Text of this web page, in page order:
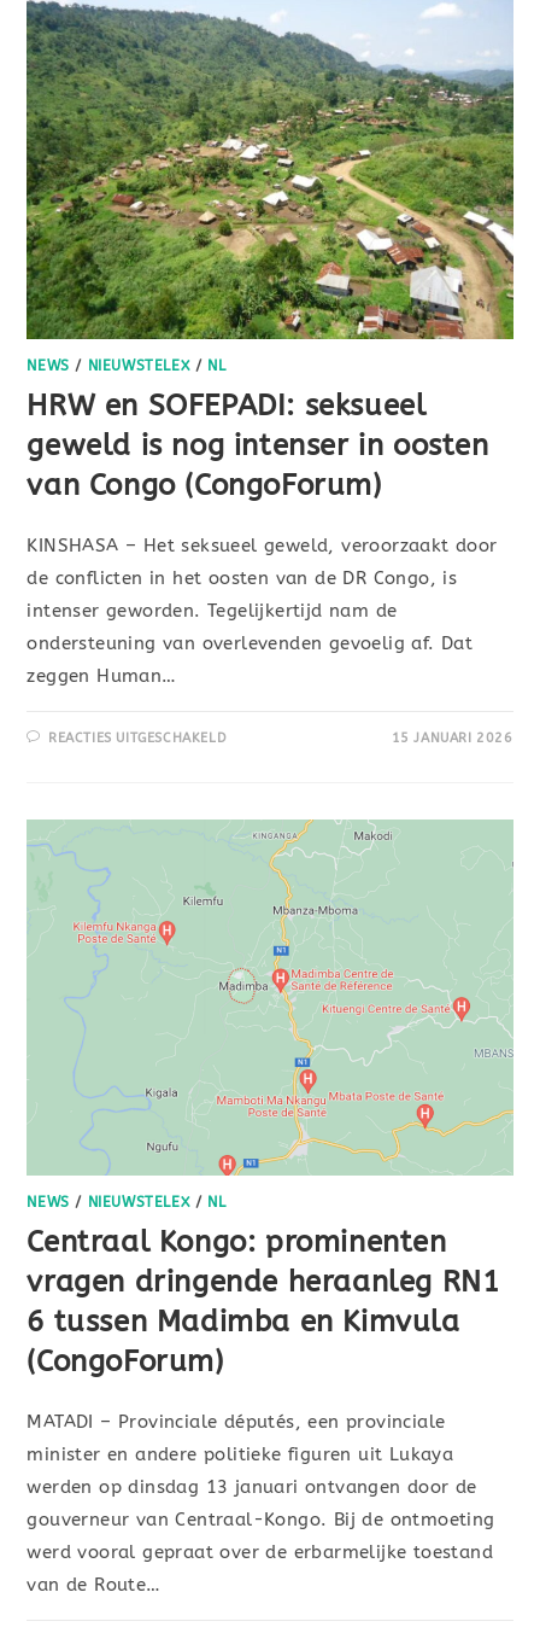
NEWS / NIEUWSTELEX/ NL
HRW en SOFEPADI: seksueel
geweld is nog intenser in oosten
van Congo (CongoForum)
KINSHASA – Het seksueel geweld, veroorzaakt door
de conflicten in het oosten van de DR Congo, is
intenser geworden. Tegelijkertijd nam de
ondersteuning van overlevenden gevoelig af. Dat
zeggen Human…
REACTIES UITGESCHAKELD 15 JANUARI 2026
NEWS / NIEUWSTELEX/ NL
Centraal Kongo: prominenten
vragen dringende heraanleg RN1
6 tussen Madimba en Kimvula
(CongoForum)
MATADI – Provinciale députés, een provinciale
minister en andere politieke figuren uit Lukaya
werden op dinsdag 13 januari ontvangen door de
gouverneur van Centraal-Kongo. Bij de ontmoeting
werd vooral gepraat over de erbarmelijke toestand
van de Route…